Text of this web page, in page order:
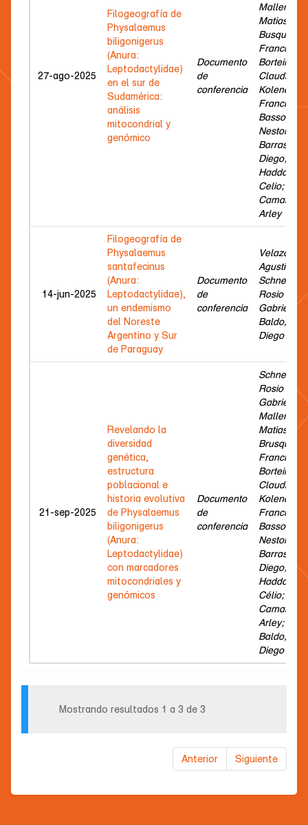
27-ago-2025
Filogeografía de
Physalaemus
biligonigerus
(Anura:
Leptodactylidae)
en el sur de
Sudamérica:
análisis
mitocondrial y
genómico
Documento
de
conferencia
Malleret,
Matias;
Busquetti,
Francisco;
Borteiro,
Claudio;
Kolenc,
Francisco;
Basso,
Nestor;
Barrasso,
Diego;
Haddad,
Celio;
Camargo,
Arley
14-jun-2025
Filogeografía de
Physalaemus
santafecinus
(Anura:
Leptodactylidae),
un endemismo
del Noreste
Argentino y Sur
de Paraguay
Documento
de
conferencia
Velazco,
Agustina;
Schneider,
Rosio
Gabriela;
Baldo,
Diego
21-sep-2025
Revelando la
diversidad
genética,
estructura
poblacional e
historia evolutiva
de Physalaemus
biligonigerus
(Anura:
Leptodactylidae)
con marcadores
mitocondriales y
genómicos
Documento
de
conferencia
Schneider,
Rosio
Gabriela;
Malleret,
Matias;
Brusquetti,
Francisco;
Borteiro,
Claudio;
Kolenc,
Francisco;
Basso,
Nestor;
Barrasso,
Diego;
Haddad,
Célio;
Camargo,
Arley;
Baldo,
Diego
Mostrando resultados 1 a 3 de 3
Anterior Siguiente